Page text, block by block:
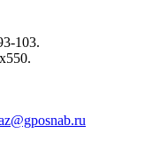
103.